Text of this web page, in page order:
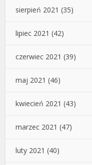
sierpień 2021 (35)
lipiec 2021 (42)
czerwiec 2021 (39)
maj 2021 (46)
kwiecień 2021 (43)
marzec 2021 (47)
luty 2021 (40)